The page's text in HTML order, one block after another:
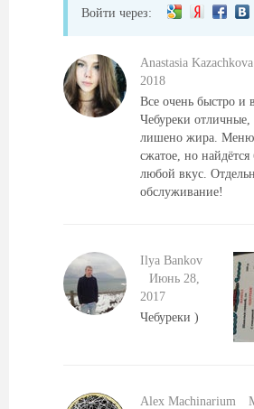
Войти через:
Anastasia Kazachkova
2018
Все очень быстро и
Чебуреки
лишено жира. Меню
сжатое, но
любой вкус.
обслуживание!
Ilya Bankov
Июнь 28,
2017
Чебуреки )
Alex Machinarium